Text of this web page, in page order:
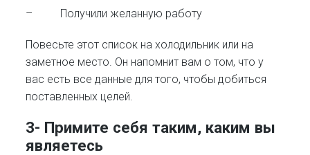
– Получили желанную работу
Повесьте этот список на холодильник или на
заметное место. Он напомнит вам о том, что у
вас есть все данные для того, чтобы добиться
поставленных целей.
3- Примите себя таким, каким вы
являетесь